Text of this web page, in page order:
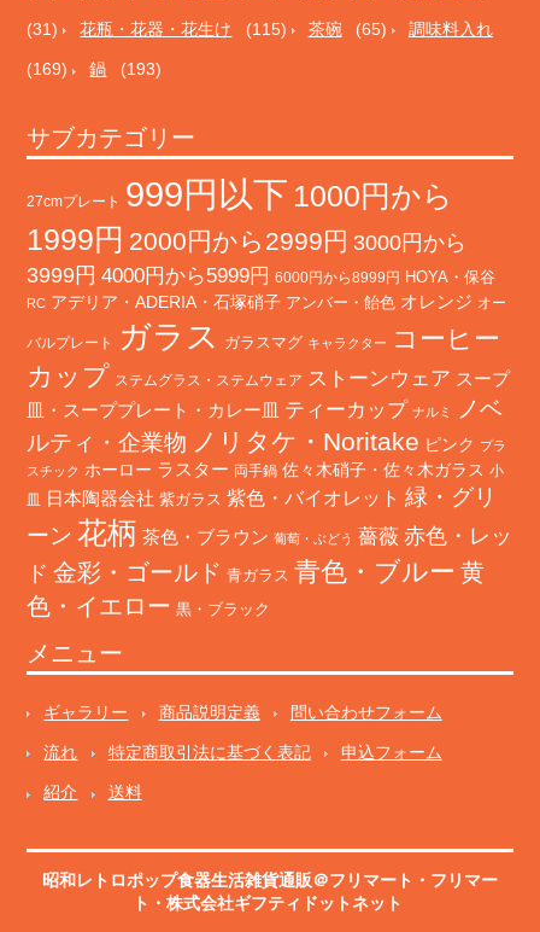
(31) 花瓶・花器・花生け (115) 茶碗 (65) 調味料入れ
(169) 鍋 (193)
サブカテゴリー
27cmプレート 999円以下 1000円から
1999円 2000円から2999円 3000円から
3999円 4000円から5999円 6000円から8999円 HOYA・保谷
RC アデリア・ADERIA・石塚硝子 アンバー・飴色 オレンジ オー
バルプレート ガラス ガラスマグ キャラクター
コーヒー
カップ ステムグラス・ステムウェア ストーンウェア スープ
皿・スーププレート・カレー皿 ティーカップ ナルミ
ノベ
ルティ・企業物 ノリタケ・Noritake ピンク プラ
スチック ホーロー ラスター 両手鍋 佐々木硝子・佐々木ガラス 小
皿
日本陶器会社 紫ガラス 紫色・バイオレット 緑・グリ
ーン 花柄 茶色・ブラウン 葡萄・ぶどう 薔薇 赤色・レッ
ド 金彩・ゴールド 青ガラス 青色・ブルー 黄
色・イエロー 黒・ブラック
メニュー
ギャラリー 商品説明定義 問い合わせフォーム
流れ 特定商取引法に基づく表記 申込フォーム
紹介 送料
昭和レトロポップ食器生活雑貨通販＠フリマート ・ フリマー
ト ・株式会社ギフティドットネット